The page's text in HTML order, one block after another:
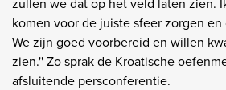
komen voor de juiste sfeer zorgen
We zijn goed voorbereid en willen
zien.'' Zo sprak de Kroatische
afsluitende persconferentie.